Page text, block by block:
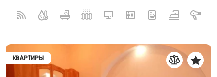
КВАРТИРЫ